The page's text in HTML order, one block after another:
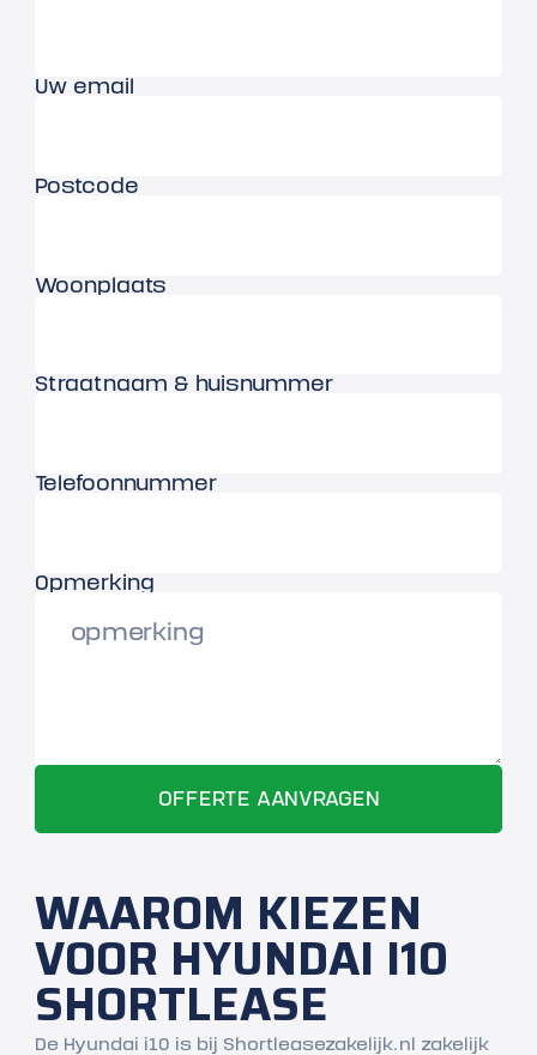
Uw email
Postcode
Woonplaats
Straatnaam & huisnummer
Telefoonnummer
Opmerking
WAAROM KIEZEN
VOOR HYUNDAI I10
SHORTLEASE
De Hyundai i10 is bij Shortleasezakelijk.nl zakelijk